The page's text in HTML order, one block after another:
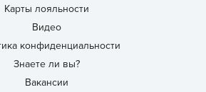
Карты лояльности
Видео
конфиденциальности
Знаете ли вы?
Вакансии